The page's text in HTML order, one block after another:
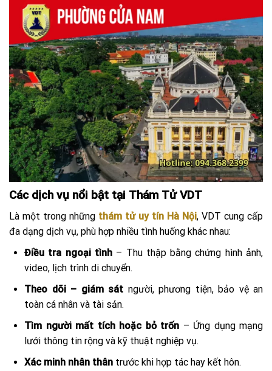
Các dịch vụ nổi bật tại Thám Tử VDT
Là một trong những thám tử uy tín Hà Nội, VDT cung cấp
đa dạng dịch vụ, phù hợp nhiều tình huống khác nhau:
Điều tra ngoại tình– Thu thập bằng chứng hình ảnh,
video, lịch trình di chuyển.
Theo dõi – giám sát người, phương tiện, bảo vệ an
toàn cá nhân và tài sản.
Tìm người mất tích hoặc bỏ trốn – Ứng dụng mạng
lưới thông tin rộng và kỹ thuật nghiệp vụ.
Xác minh nhân thân trước khi hợp tác hay kết hôn.